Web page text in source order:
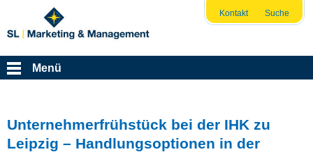
Kontakt Suche
Menü
Unternehmerfrühstück bei der IHK zu
Leipzig – Handlungsoptionen in der